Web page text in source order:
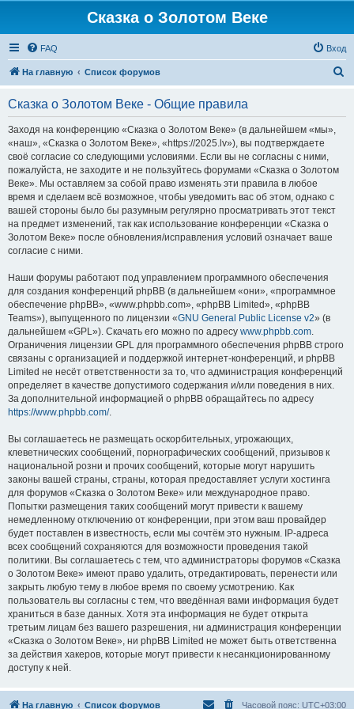
Сказка о Золотом Веке
FAQ Вход
На главную Список форумов
Сказка о Золотом Веке - Общие правила
Заходя на конференцию «Сказка о Золотом Веке» (в дальнейшем «мы»,
«наш», «Сказка о Золотом Веке», «https://2025.lv»), вы подтверждаете
своё согласие со следующими условиями. Если вы не согласны с ними,
пожалуйста, не заходите и не пользуйтесь форумами «Сказка о Золотом
Веке». Мы оставляем за собой право изменять эти правила в любое
время и сделаем всё возможное, чтобы уведомить вас об этом, однако с
вашей стороны было бы разумным регулярно просматривать этот текст
на предмет изменений, так как использование конференции «Сказка о
Золотом Веке» после обновления/исправления условий означает ваше
согласие с ними.
Наши форумы работают под управлением программного обеспечения
для создания конференций phpBB (в дальнейшем «они», «программное
обеспечение phpBB», «www.phpbb.com», «phpBB Limited», «phpBB
Teams»), выпущенного по лицензии «GNU General Public License v2» (в
дальнейшем «GPL»). Скачать его можно по адресу www.phpbb.com.
Ограничения лицензии GPL для программного обеспечения phpBB строго
связаны с организацией и поддержкой интернет-конференций, и phpBB
Limited не несёт ответственности за то, что администрация конференций
определяет в качестве допустимого содержания и/или поведения в них.
За дополнительной информацией о phpBB обращайтесь по адресу
https://www.phpbb.com/.
Вы соглашаетесь не размещать оскорбительных, угрожающих,
клеветнических сообщений, порнографических сообщений, призывов к
национальной розни и прочих сообщений, которые могут нарушить
законы вашей страны, страны, которая предоставляет услуги хостинга
для форумов «Сказка о Золотом Веке» или международное право.
Попытки размещения таких сообщений могут привести к вашему
немедленному отключению от конференции, при этом ваш провайдер
будет поставлен в известность, если мы сочтём это нужным. IP-адреса
всех сообщений сохраняются для возможности проведения такой
политики. Вы соглашаетесь с тем, что администраторы форумов «Сказка
о Золотом Веке» имеют право удалить, отредактировать, перенести или
закрыть любую тему в любое время по своему усмотрению. Как
пользователь вы согласны с тем, что введённая вами информация будет
храниться в базе данных. Хотя эта информация не будет открыта
третьим лицам без вашего разрешения, ни администрация конференции
«Сказка о Золотом Веке», ни phpBB Limited не может быть ответственна
за действия хакеров, которые могут привести к несанкционированному
доступу к ней.
На главную Список форумов Часовой пояс: UTC+03:00